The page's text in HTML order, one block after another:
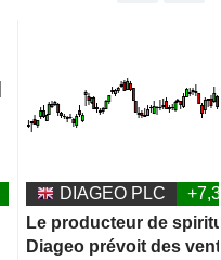
DIAGEO PLC
Le producteur de
Diageo prévoit des